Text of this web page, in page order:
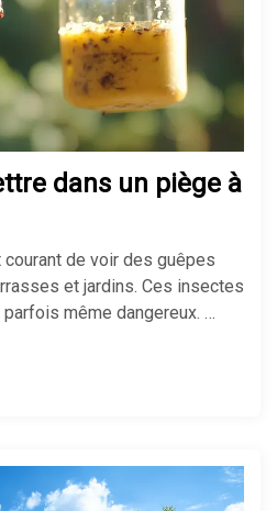
dans un piège à
courant de voir des guêpes
et jardins. Ces insectes
même dangereux. …